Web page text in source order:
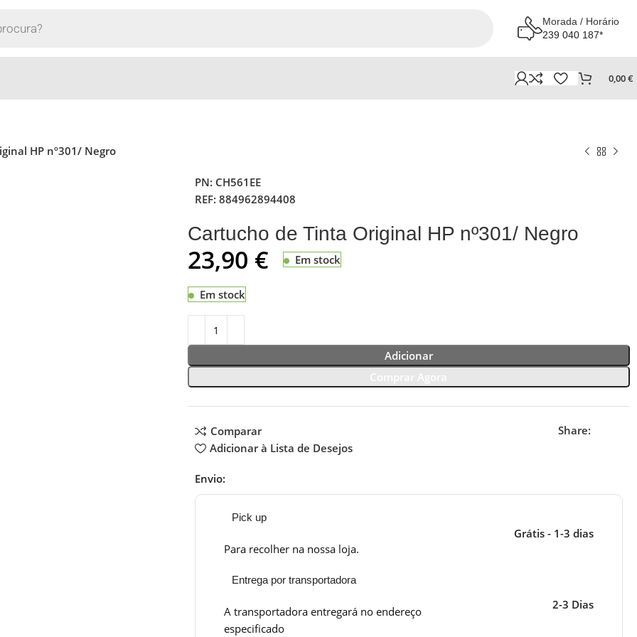
Morada / Horário
239 040 187*
0,00€
HP nº301/ Negro
PN: CH561EE
REF: 884962894408
Cartucho de Tinta Original HP nº301/ Negro
23,90 € Em stock
Em stock
Adicionar
Comparar
Adicionar à Lista de Desejos
Share:
Envio:
Pick up
Para recolher na nossa loja.
Grátis - 1-3 dias
Entrega por transportadora
A transportadora entregará no endereço
especificado
2-3 Dias